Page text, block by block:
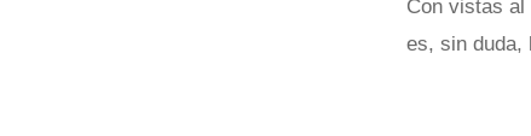
Con vistas
es, sin duda,